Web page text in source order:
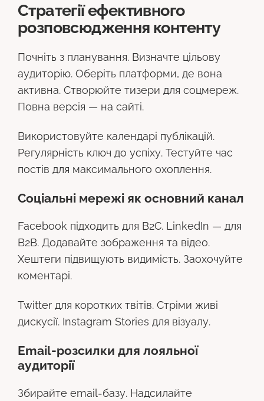
Стратегії ефективного
розповсюдження контенту
Почніть з планування. Визначте цільову
аудиторію. Оберіть платформи, де вона
активна. Створюйте тизери для соцмереж.
Повна версія — на сайті.
Використовуйте календарі публікацій.
Регулярність ключ до успіху. Тестуйте час
постів для максимального охоплення.
Соціальні мережі як основний канал
Facebook підходить для B2C. LinkedIn — для
B2B. Додавайте зображення та відео.
Хештеги підвищують видимість. Заохочуйте
коментарі.
Twitter для коротких твітів. Стріми живі
дискусії. Instagram Stories для візуалу.
Email-розсилки для лояльної
аудиторії
Збирайте email-базу. Надсилайте